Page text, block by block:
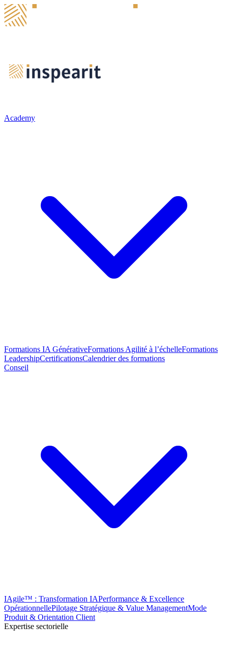
Academy
Formations IA GénérativeFormations Agilité à l’échelleFormations
LeadershipCertificationsCalendrier des formations
Conseil
IAgile™ : Transformation IAPerformance & Excellence
OpérationnellePilotage Stratégique & Value ManagementMode
Produit & Orientation Client
Expertise sectorielle